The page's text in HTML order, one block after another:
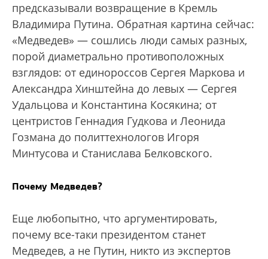
предсказывали возвращение в Кремль
Владимира Путина. Обратная картина сейчас:
«Медведев» — сошлись люди самых разных,
порой диаметрально противоположных
взглядов: от единороссов Сергея Маркова и
Александра Хинштейна до левых — Сергея
Удальцова и Константина Косякина; от
центристов Геннадия Гудкова и Леонида
Гозмана до политтехнологов Игоря
Минтусова и Станислава Белковского.
Почему Медведев?
Еще любопытно, что аргументировать,
почему все-таки президентом станет
Медведев, а не Путин, никто из экспертов